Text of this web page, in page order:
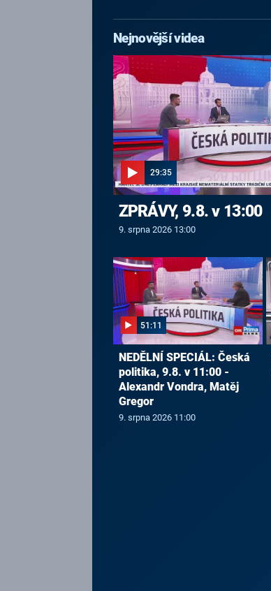
Nejnovější videa
29:35
ZPRÁVY, 9.8. v 13:00
9. srpna 2026 13:00
51:11
NEDĚLNÍ SPECIÁL: Česká
politika, 9.8. v 11:00 -
Alexandr Vondra, Matěj
Gregor
9. srpna 2026 11:00